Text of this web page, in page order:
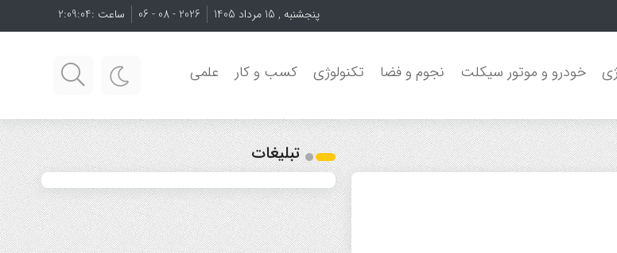
پنجشنبه , 15 مرداد 1405 2026 - 08 - 06 ساعت :2:09:04
خودرو و موتور سیکلت نجوم و فضا تکنولوژی کسب و کار علمی
تبلیغات